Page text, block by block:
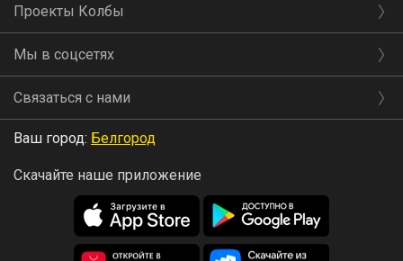
Проекты Колбы
Мы в соцсетях
Связаться с нами
Ваш город: Белгород
Скачайте наше приложение